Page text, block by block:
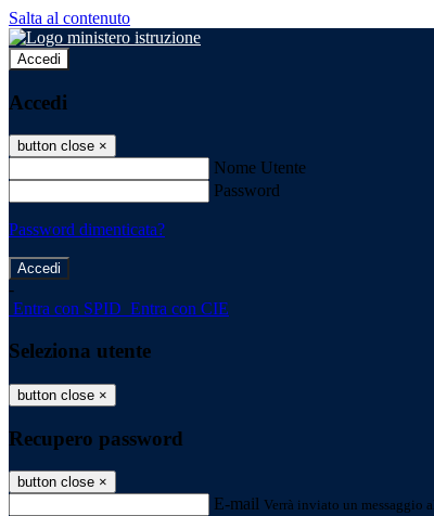
Salta al contenuto
Accedi
Accedi
button close ×
Nome Utente
Password
Password dimenticata?
-
Entra con SPID Entra con CIE
Seleziona utente
button close ×
Recupero password
button close ×
E-mail Verrà inviato un messaggio